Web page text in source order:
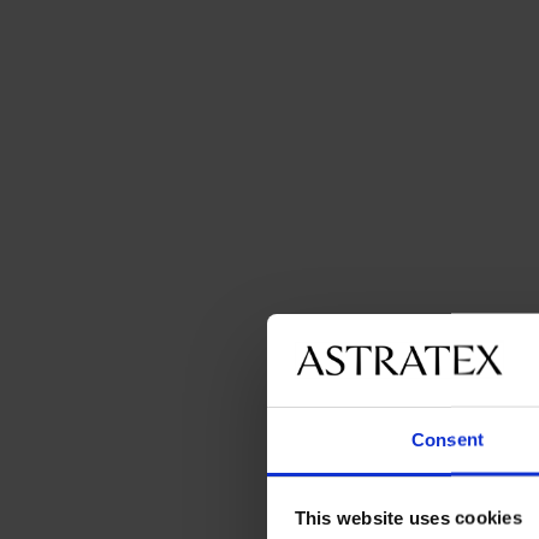
Consent
This website uses cookies